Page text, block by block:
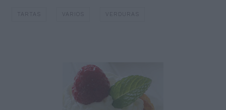
TARTAS VARIOS VERDURAS